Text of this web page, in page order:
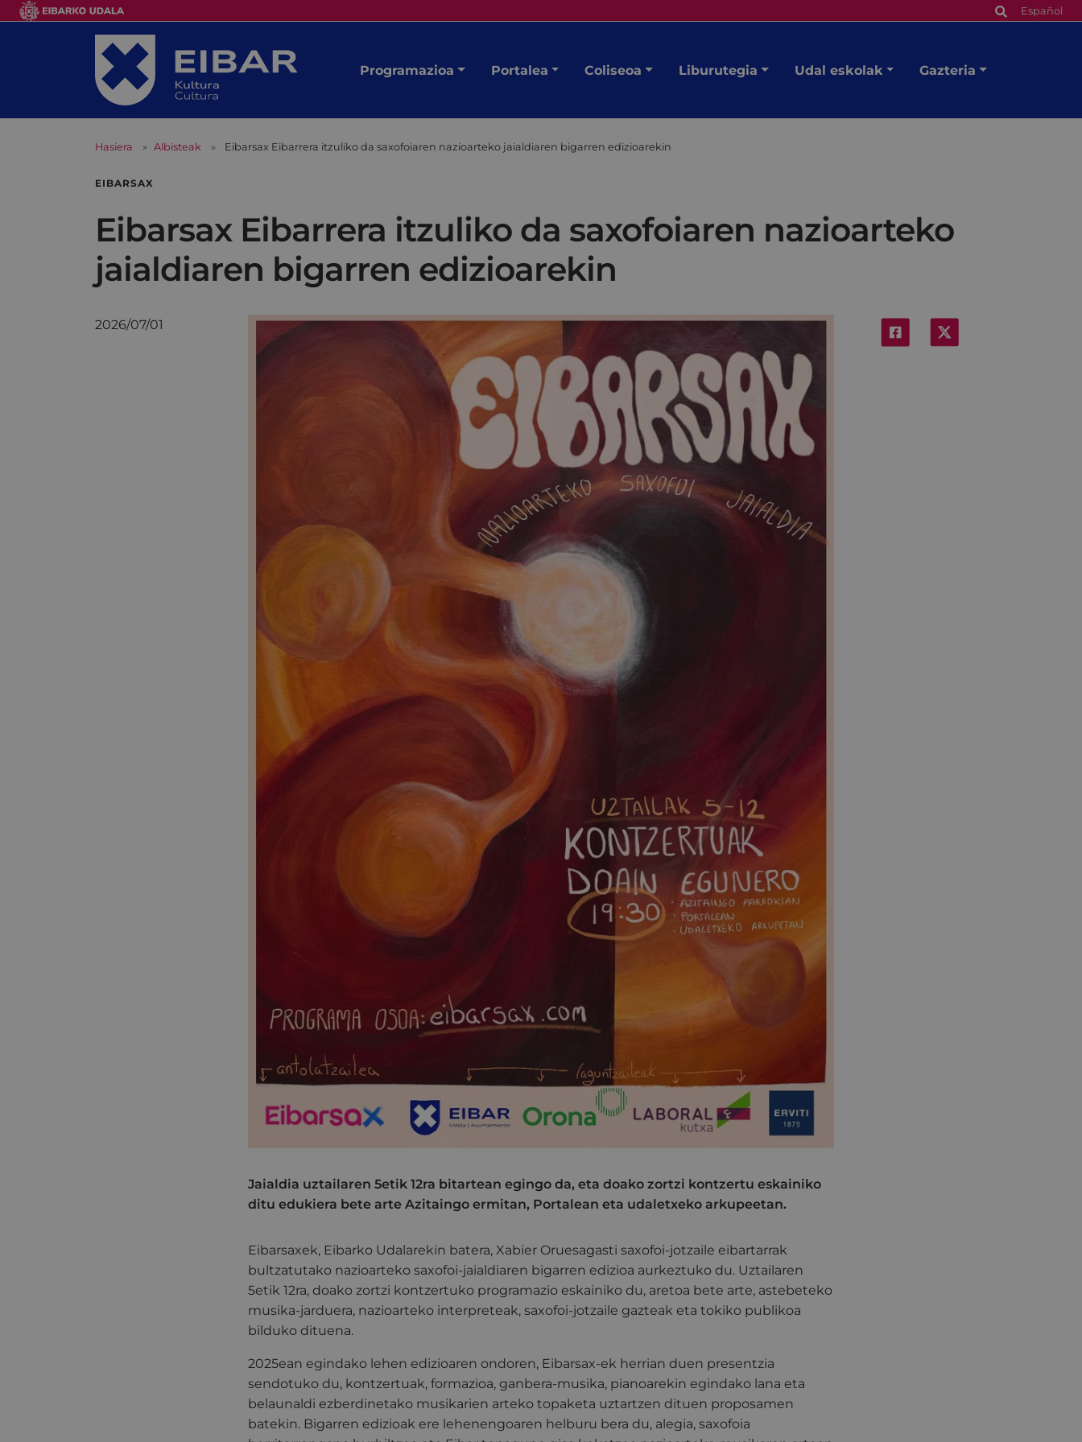
Español
Programazioa Portalea Coliseoa Liburutegia Udal eskolak Gazteria
Hasiera Albisteak Eibarsax Eibarrera itzuliko da saxofoiaren nazioarteko jaialdiaren bigarren edizioarekin
EIBARSAX
Eibarsax Eibarrera itzuliko da saxofoiaren nazioarteko
jaialdiaren bigarren edizioarekin
2026/07/01
Jaialdia uztailaren 5etik 12ra bitartean egingo da, eta doako zortzi kontzertu eskainiko
ditu edukiera bete arte Azitaingo ermitan, Portalean eta udaletxeko arkupeetan.
Eibarsaxek, Eibarko Udalarekin batera, Xabier Oruesagasti saxofoi-jotzaile eibartarrak
bultzatutako nazioarteko saxofoi-jaialdiaren bigarren edizioa aurkeztuko du. Uztailaren
5etik 12ra, doako zortzi kontzertuko programazio eskainiko du, aretoa bete arte, astebeteko
musika-jarduera, nazioarteko interpreteak, saxofoi-jotzaile gazteak eta tokiko publikoa
bilduko dituena.
2025ean egindako lehen edizioaren ondoren, Eibarsax-ek herrian duen presentzia
sendotuko du, kontzertuak, formazioa, ganbera-musika, pianoarekin egindako lana eta
belaunaldi ezberdinetako musikarien arteko topaketa uztartzen dituen proposamen
batekin. Bigarren edizioak ere lehenengoaren helburu bera du, alegia, saxofoia